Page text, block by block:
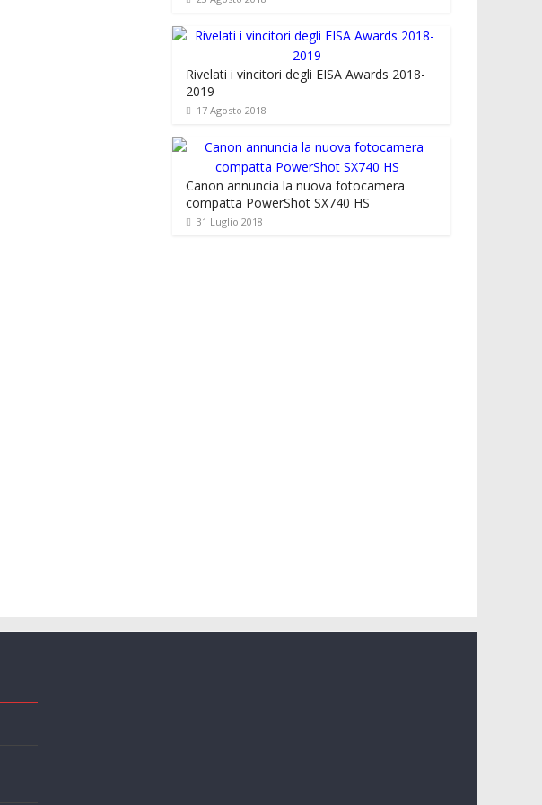
Rivelati i vincitori degli EISA Awards 2018-
2019
17 Agosto 2018
Canon annuncia la nuova fotocamera
compatta PowerShot SX740 HS
31 Luglio 2018